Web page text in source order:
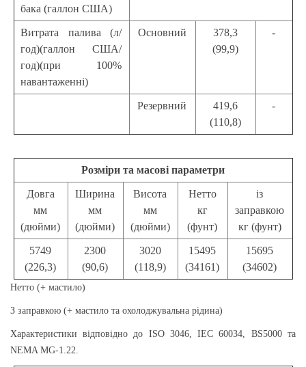
бака (галлон США)
Витрата палива (л/
год)(галлон США/
год)(при 100%
навантаженні)
Основний
378,3
(99,9)
-
Резервний
419,6
(110,8)
-
Розміри та масові параметри
Довга
мм
(дюйми)
Ширина
мм
(дюйми)
Висота
мм
(дюйми)
Нетто
кг
(фунт)
із
заправкою
кг (фунт)
5749
(226,3)
2300
(90,6)
3020
(118,9)
15495
(34161)
15695
(34602)
Нетто (+ мастило)
З заправкою (+ мастило та охолоджувальна рідина)
Характеристики відповідно до ISO 3046, IEC 60034, BS5000 та
NEMA MG-1.22.